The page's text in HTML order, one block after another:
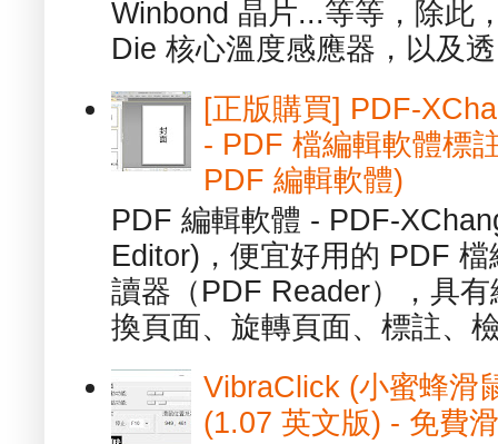
Winbond 晶片...等等，除此
Die 核心溫度感應器，以及
[正版購買] PDF-
- PDF 檔編輯軟體標
PDF 編輯軟體)
PDF 編輯軟體 - PDF-
Editor)，便宜好用的 PDF
讀器（PDF Reader），具
換頁面、旋轉頁面、標註、
VibraClick (小蜜蜂滑
(1.07 英文版) - 免費